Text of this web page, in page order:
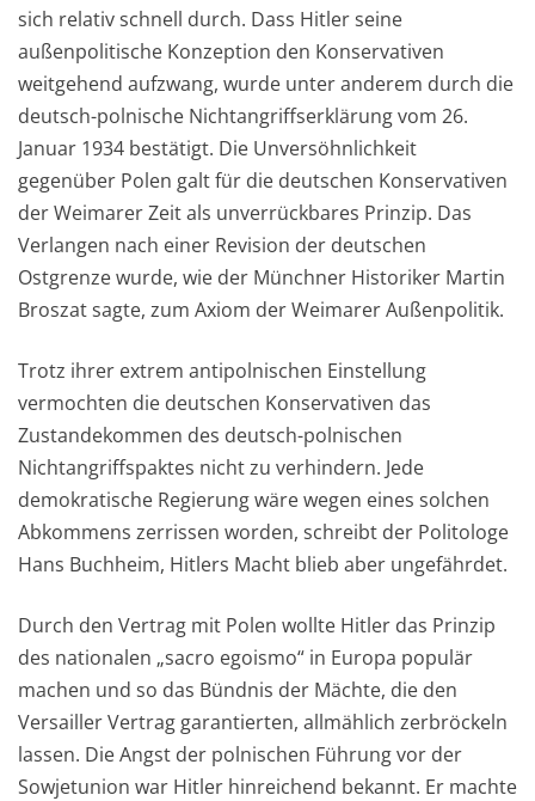
sich relativ schnell durch. Dass Hitler seine
außenpolitische Konzeption den Konservativen
weitgehend aufzwang, wurde unter anderem durch die
deutsch-polnische Nichtangriffserklärung vom 26.
Januar 1934 bestätigt. Die Unversöhnlichkeit
gegenüber Polen galt für die deutschen Konservativen
der Weimarer Zeit als unverrückbares Prinzip. Das
Verlangen nach einer Revision der deutschen
Ostgrenze wurde, wie der Münchner Historiker Martin
Broszat sagte, zum Axiom der Weimarer Außenpolitik.
Trotz ihrer extrem antipolnischen Einstellung
vermochten die deutschen Konservativen das
Zustandekommen des deutsch-polnischen
Nichtangriffspaktes nicht zu verhindern. Jede
demokratische Regierung wäre wegen eines solchen
Abkommens zerrissen worden, schreibt der Politologe
Hans Buchheim, Hitlers Macht blieb aber ungefährdet.
Durch den Vertrag mit Polen wollte Hitler das Prinzip
des nationalen „sacro egoismo“ in Europa populär
machen und so das Bündnis der Mächte, die den
Versailler Vertrag garantierten, allmählich zerbröckeln
lassen. Die Angst der polnischen Führung vor der
Sowjetunion war Hitler hinreichend bekannt. Er machte